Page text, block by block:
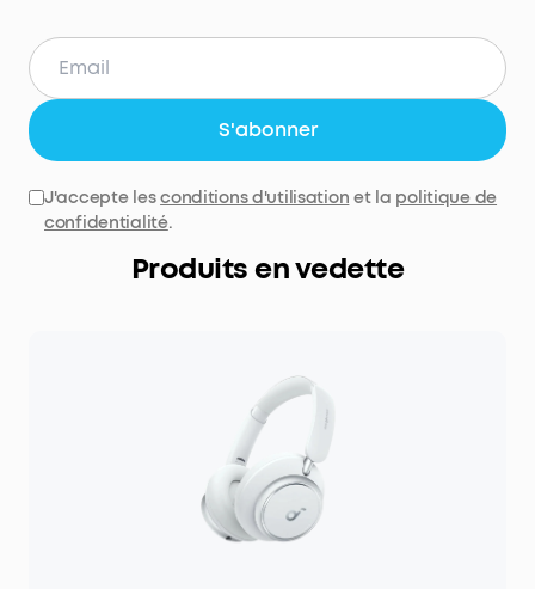
S'abonner
J'accepte lesconditions d'utilisation et la politique de
confidentialité.
Produits en vedette